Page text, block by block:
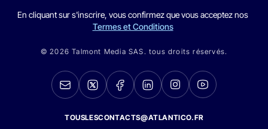
En cliquant sur s'inscrire, vous confirmez que vous acceptez nos
Termes et Conditions
© 2026 Talmont Media SAS. tous droits réservés.
TOUSLESCONTACTS@ATLANTICO.FR